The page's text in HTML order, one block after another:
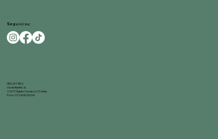
Seguici su:
GELNAT SRLS
Via dei Baietti, 16,
22077 Olgiate Comasco CO, Italia
P.IVA / CF 03980310134